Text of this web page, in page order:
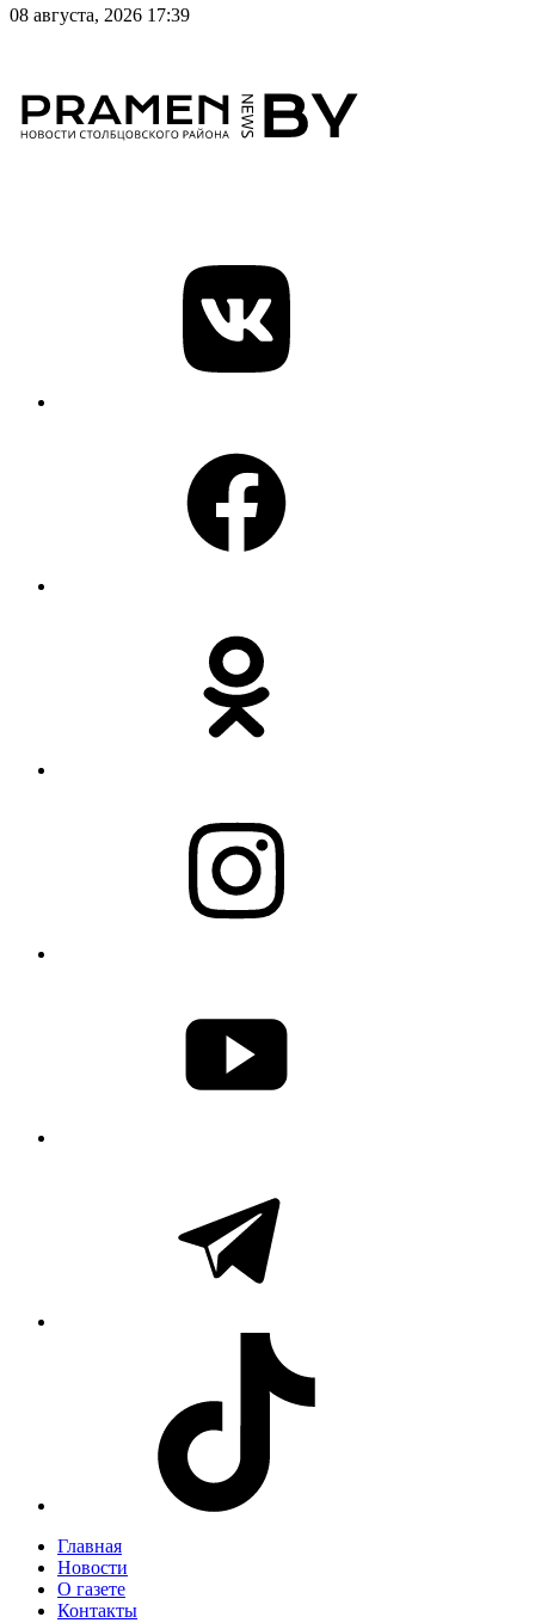
08 августа, 2026 17:39
Главная
Новости
О газете
Контакты